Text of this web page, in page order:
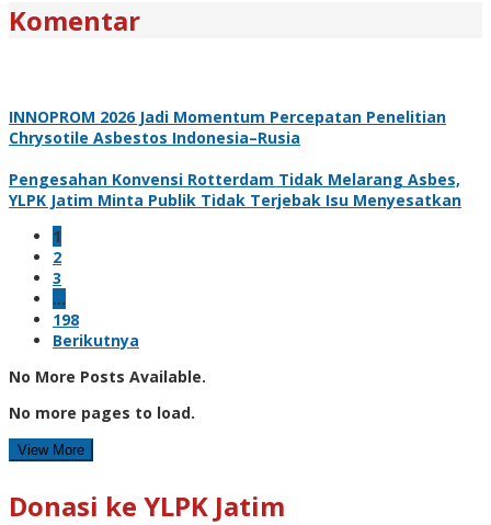
Komentar
INNOPROM 2026 Jadi Momentum Percepatan Penelitian
Chrysotile Asbestos Indonesia–Rusia
Pengesahan Konvensi Rotterdam Tidak Melarang Asbes,
YLPK Jatim Minta Publik Tidak Terjebak Isu Menyesatkan
1
2
3
…
198
Berikutnya
No More Posts Available.
No more pages to load.
View More
Donasi ke YLPK Jatim